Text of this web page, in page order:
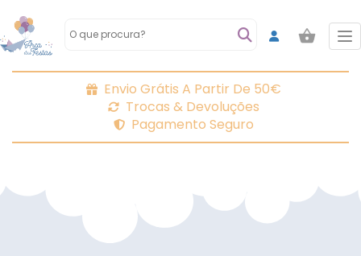
Envio Grátis A Partir De 50€
Trocas & Devoluções
Pagamento Seguro